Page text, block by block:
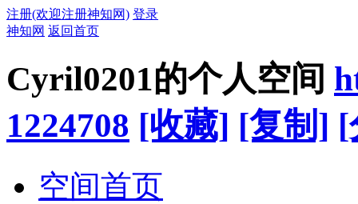
注册(欢迎注册神知网) 登录
神知网 返回首页
Cyril0201的个人空间
1224708 [收藏] [复制] [
空间首页